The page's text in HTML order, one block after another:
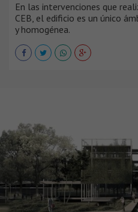
En las intervenciones que
CEB, el edificio es un único
y homogénea.